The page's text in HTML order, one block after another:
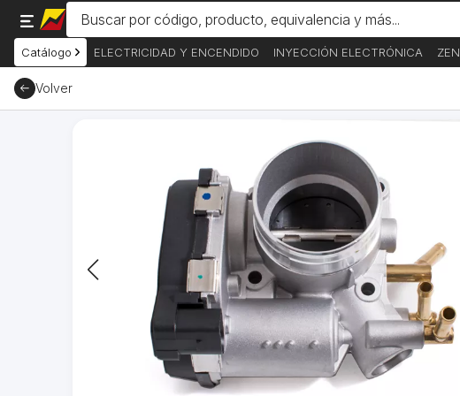
Catálogo ELECTRICIDAD Y ENCENDIDO INYECCIÓN ELECTRÓNICA ZEN
Volver